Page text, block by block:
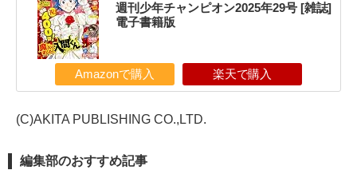
週刊少年チャンピオン2025年29号 [雑誌]
電子書籍版
Amazonで購入 楽天で購入
(C)AKITA PUBLISHING CO.,LTD.
編集部のおすすめ記事